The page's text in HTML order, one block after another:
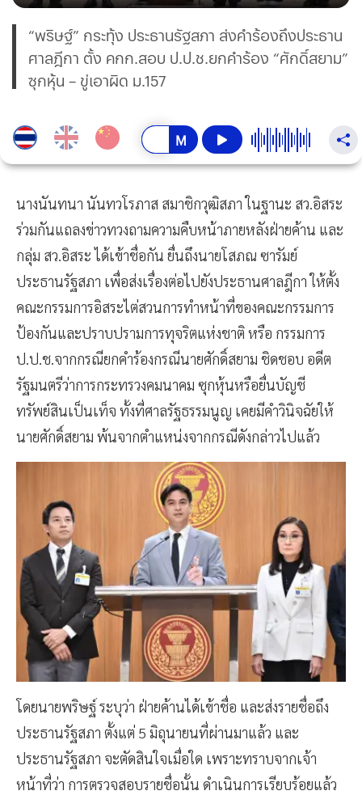
“พริษฐ์” กระทุ้ง ประธานรัฐสภา ส่งคำร้องถึงประธาน
ศาลฎีกา ตั้ง คกก.สอบ ป.ป.ช.ยกคำร้อง “ศักดิ์สยาม”
ซุกหุ้น – ขู่เอาผิด ม.157
นางนันทนา นันทวโรภาส สมาชิกวุฒิสภา ในฐานะ สว.อิสระ
ร่วมกันแถลงข่าวทวงถามความคืบหน้าภายหลังฝ่ายค้าน และ
กลุ่ม สว.อิสระ ได้เข้าชื่อกัน ยื่นถึงนายโสภณ ซารัมย์
ประธานรัฐสภา เพื่อส่งเรื่องต่อไปยังประธานศาลฎีกา ให้ตั้ง
คณะกรรมการอิสระไต่สวนการทำหน้าที่ของคณะกรรมการ
ป้องกันและปราบปรามการทุจริตแห่งชาติ หรือ กรรมการ
ป.ป.ช.จากกรณียกคำร้องกรณีนายศักดิ์สยาม ชิดชอบ อดีต
รัฐมนตรีว่าการกระทรวงคมนาคม ซุกหุ้นหรือยื่นบัญชี
ทรัพย์สินเป็นเท็จ ทั้งที่ศาลรัฐธรรมนูญ เคยมีคำวินิจฉัยให้
นายศักดิ์สยาม พ้นจากตำแหน่งจากกรณีดังกล่าวไปแล้ว
โดยนายพริษฐ์ ระบุว่า ฝ่ายค้านได้เข้าชื่อ และส่งรายชื่อถึง
ประธานรัฐสภา ตั้งแต่ 5 มิถุนายนที่ผ่านมาแล้ว และ
ประธานรัฐสภา จะตัดสินใจเมื่อใด เพราะทราบจากเจ้า
หน้าที่ว่า การตรวจสอบรายชื่อนั้น ดำเนินการเรียบร้อยแล้ว